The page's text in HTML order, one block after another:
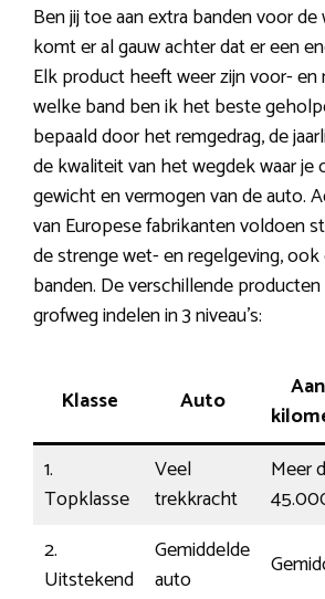
Ben jij toe aan extra banden voor
komt er al gauw achter dat er een
Elk product heeft weer zijn voor- en
welke band ben ik het beste
bepaald door het remgedrag, de
de kwaliteit van het wegdek waar je
gewicht en vermogen van de auto.
van Europese fabrikanten voldoen
de strenge wet- en regelgeving,
banden. De verschillende
grofweg indelen in 3 niveau’s:
Klasse Auto
1.
Topklasse
Veel
trekkracht
Meer
2.
Uitstekend
Gemiddelde
auto